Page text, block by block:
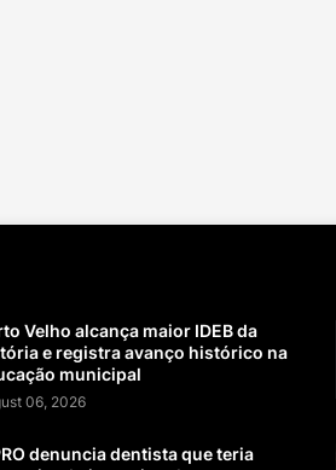
Velho alcança maior IDEB da
e registra avanço histórico na
municipal
06, 2026
denuncia dentista que teria